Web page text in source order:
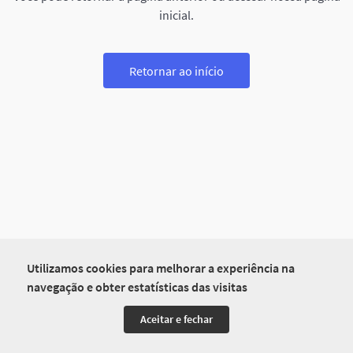
Utilizamos cookies para melhorar a experiência na
navegação e obter estatísticas das visitas
Aceitar e fechar
inicial.
Retornar ao início